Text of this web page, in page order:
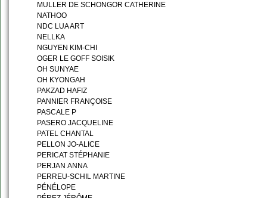
MULLER DE SCHONGOR CATHERINE
NATHOO
NDC LUA ART
NELLKA
NGUYEN KIM-CHI
OGER LE GOFF SOISIK
OH SUNYAE
OH KYONGAH
PAKZAD HAFIZ
PANNIER FRANÇOISE
PASCALE P
PASERO JACQUELINE
PATEL CHANTAL
PELLON JO-ALICE
PERICAT STÉPHANIE
PERJAN ANNA
PERREU-SCHIL MARTINE
PÉNÉLOPE